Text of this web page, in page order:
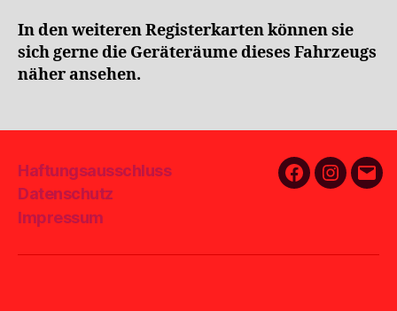
In den weiteren Registerkarten können sie
sich gerne die Geräteräume dieses Fahrzeugs
näher ansehen.
Haftungsausschluss
Datenschutz
Impressum
FacebookE-